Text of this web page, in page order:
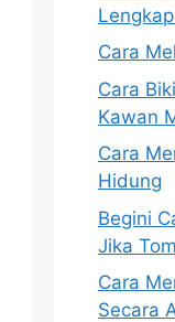
Cara
Cara
Kawan
Cara
Hidung
Begini
Jika
Cara
Secara